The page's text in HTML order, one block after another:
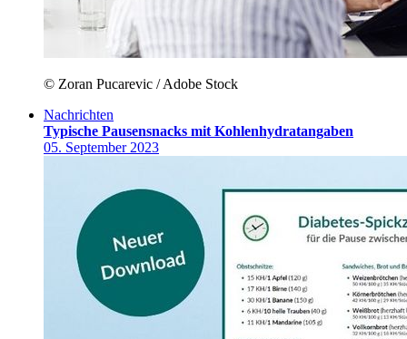
© Zoran Pucarevic / Adobe Stock
Nachrichten
Typische Pausensnacks mit Kohlenhydratangaben
05. September 2023